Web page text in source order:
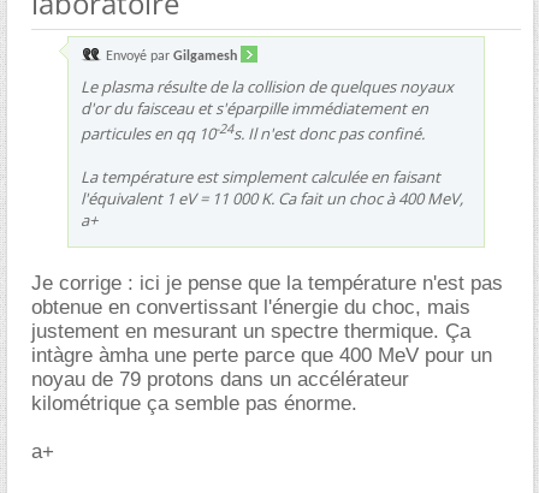
Envoyé par Gilgamesh
Le plasma résulte de la collision de quelques noyaux
d'or du faisceau et s'éparpille immédiatement en
particules en qq 10-24s. Il n'est donc pas confiné.
La température est simplement calculée en faisant
l'équivalent 1 eV = 11 000 K. Ca fait un choc à 400 MeV,
a+
Je corrige : ici je pense que la température n'est pas
obtenue en convertissant l'énergie du choc, mais
justement en mesurant un spectre thermique. Ça
intàgre àmha une perte parce que 400 MeV pour un
noyau de 79 protons dans un accélérateur
kilométrique ça semble pas énorme.
a+